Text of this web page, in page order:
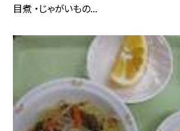
目煮 ・じゃがいもの...